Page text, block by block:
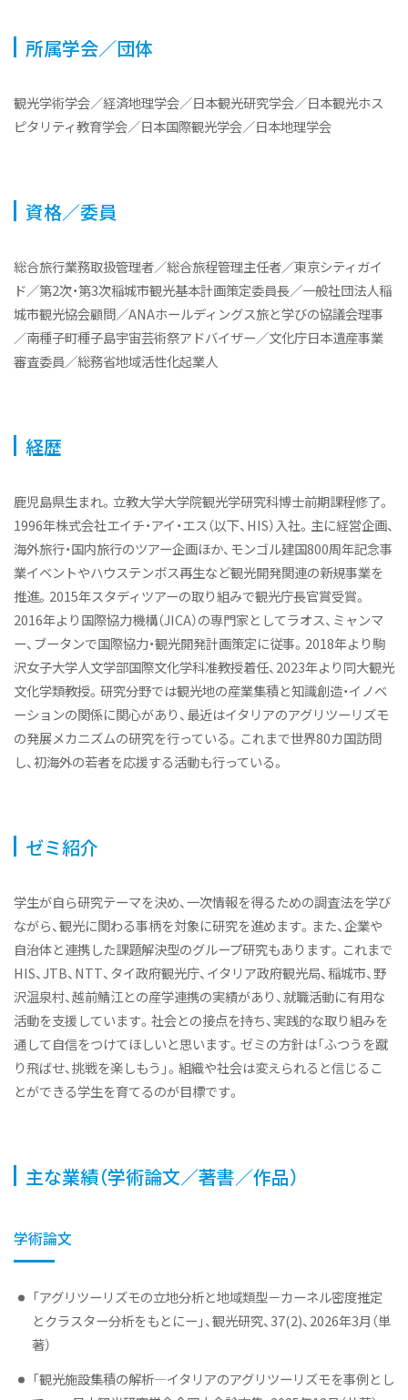
所属学会／団体
観光学術学会／経済地理学会／日本観光研究学会／日本観光ホス
ピタリティ教育学会／日本国際観光学会／日本地理学会
資格／委員
総合旅行業務取扱管理者／総合旅程管理主任者／東京シティガイ
ド／第2次・第3次稲城市観光基本計画策定委員長／一般社団法人稲
城市観光協会顧問／ANAホールディングス旅と学びの協議会理事
／南種子町種子島宇宙芸術祭アドバイザー／文化庁日本遺産事業
審査委員／総務省地域活性化起業人
経歴
鹿児島県生まれ。立教大学大学院観光学研究科博士前期課程修了。
1996年株式会社エイチ・アイ・エス（以下、HIS）入社。主に経営企画、
海外旅行・国内旅行のツアー企画ほか、モンゴル建国800周年記念事
業イベントやハウステンボス再生など観光開発関連の新規事業を
推進。2015年スタディツアーの取り組みで観光庁長官賞受賞。
2016年より国際協力機構（JICA）の専門家としてラオス、ミャンマ
ー、ブータンで国際協力・観光開発計画策定に従事。2018年より駒
沢女子大学人文学部国際文化学科准教授着任、2023年より同大観光
文化学類教授。研究分野では観光地の産業集積と知識創造・イノベ
ーションの関係に関心があり、最近はイタリアのアグリツーリズモ
の発展メカニズムの研究を行っている。これまで世界80カ国訪問
し、初海外の若者を応援する活動も行っている。
ゼミ紹介
学生が自ら研究テーマを決め、一次情報を得るための調査法を学び
ながら、観光に関わる事柄を対象に研究を進めます。また、企業や
自治体と連携した課題解決型のグループ研究もあります。これまで
HIS、JTB、NTT、タイ政府観光庁、イタリア政府観光局、稲城市、野
沢温泉村、越前鯖江との産学連携の実績があり、就職活動に有用な
活動を支援しています。社会との接点を持ち、実践的な取り組みを
通して自信をつけてほしいと思います。ゼミの方針は「ふつうを蹴
り飛ばせ、挑戦を楽しもう」。組織や社会は変えられると信じるこ
とができる学生を育てるのが目標です。
主な業績（学術論文／著書／作品）
学術論文
「アグリツーリズモの立地分析と地域類型－カーネル密度推定
とクラスター分析をもとにー」、観光研究、37(2)、2026年3月（単
著）
「観光施設集積の解析―イタリアのアグリツーリズモを事例とし